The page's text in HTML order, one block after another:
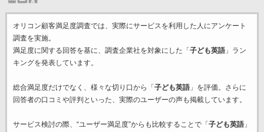
オリコン顧客満足度調査では、実際にサービスを利用した 人にアンケート
調査を実施。
満足度に関する回答を基に、調査企業社を対象にした「 子ども英語」ラン
キングを発表しています。
総合満足度だけでなく、様々な切り口から「 子ども英語」を評価。さらに
回答者の口コミや評判といった、実際のユーザーの声も掲載しています。
サービス検討の際、“ユーザー満足度”からも比較することで「 子ども英語」